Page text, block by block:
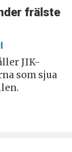
frälste
JIK-
som sjua